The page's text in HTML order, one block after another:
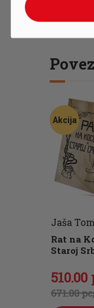
Akcija
Jaša
Rat na
Staroj
671.00
cena
510.00
cena